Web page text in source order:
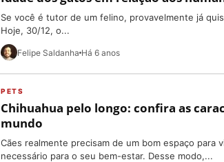
Se você é tutor de um felino, provavelmente já
Hoje, 30/12, o...
Felipe Saldanha Há 6 anos
PETS
Chihuahua pelo longo: confira as
mundo
Cães realmente precisam de um bom espaço para
necessário para o seu bem-estar. Desse modo,...